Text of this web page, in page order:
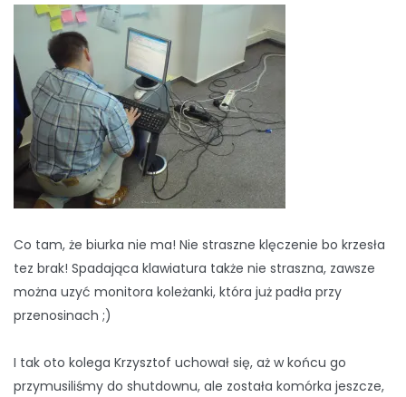
Co tam, że biurka nie ma! Nie straszne klęczenie bo krzesła
tez brak! Spadająca klawiatura także nie straszna, zawsze
można uzyć monitora koleżanki, która już padła przy
przenosinach ;)
I tak oto kolega Krzysztof uchował się, aż w końcu go
przymusiliśmy do shutdownu, ale została komórka jeszcze,